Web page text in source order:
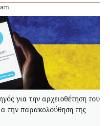
για την αρχειοθέτηση του
την παρακολούθηση της